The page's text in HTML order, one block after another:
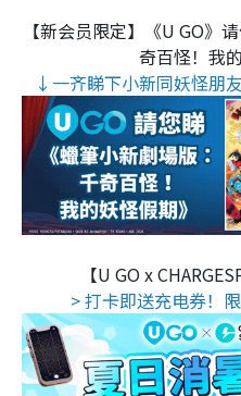
【新会员限定】《U GO》
奇百怪！我
↓一齐睇下小新同妖怪朋
【U GO x
> 打卡即送充电券！